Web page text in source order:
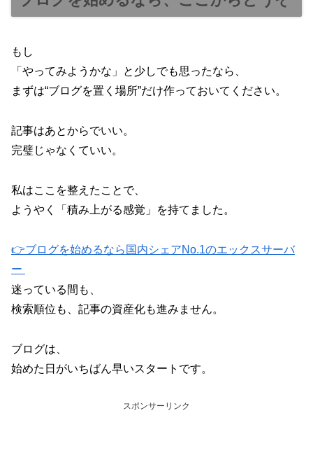
もし
「やってみようかな」と少しでも思ったなら、
まずは“ブログを置く場所”だけ作っておいてください。
記事はあとからでいい。
完璧じゃなくていい。
私はここを整えたことで、
ようやく「積み上がる感覚」を持てました。
👉ブログを始めるなら国内シェアNo.1のエックスサーバ
ー
迷っている間も、
検索順位も、記事の資産化も進みません。
ブログは、
始めた日がいちばん早いスタートです。
スポンサーリンク